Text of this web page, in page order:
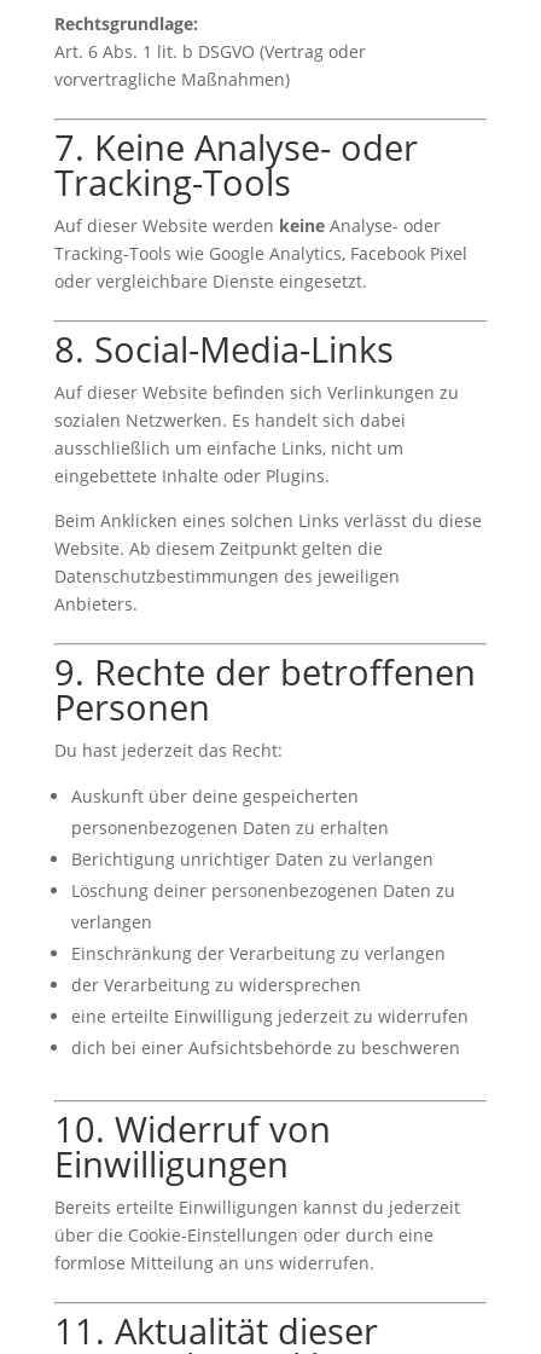
Rechtsgrundlage:
Art. 6 Abs. 1 lit. b DSGVO (Vertrag oder
vorvertragliche Maßnahmen)
7. Keine Analyse- oder
Tracking-Tools
Auf dieser Website werden keineAnalyse- oder
Tracking-Tools wie Google Analytics, Facebook Pixel
oder vergleichbare Dienste eingesetzt.
8. Social-Media-Links
Auf dieser Website befinden sich Verlinkungen zu
sozialen Netzwerken. Es handelt sich dabei
ausschließlich um einfache Links, nicht um
eingebettete Inhalte oder Plugins.
Beim Anklicken eines solchen Links verlässt du diese
Website. Ab diesem Zeitpunkt gelten die
Datenschutzbestimmungen des jeweiligen
Anbieters.
9. Rechte der betroffenen
Personen
Du hast jederzeit das Recht:
Auskunft über deine gespeicherten
personenbezogenen Daten zu erhalten
Berichtigung unrichtiger Daten zu verlangen
Löschung deiner personenbezogenen Daten zu
verlangen
Einschränkung der Verarbeitung zu verlangen
der Verarbeitung zu widersprechen
eine erteilte Einwilligung jederzeit zu widerrufen
dich bei einer Aufsichtsbehörde zu beschweren
10. Widerruf von
Einwilligungen
Bereits erteilte Einwilligungen kannst du jederzeit
über die Cookie-Einstellungen oder durch eine
formlose Mitteilung an uns widerrufen.
11. Aktualität dieser